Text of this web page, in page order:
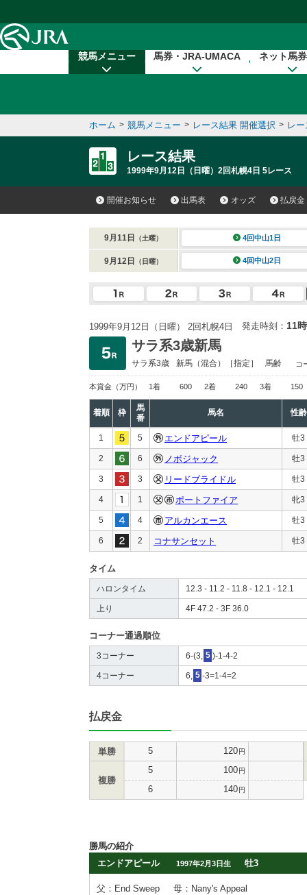
競馬メニュー 馬券・JRA-UMACA ネット馬
ホーム > 競馬メニュー > レース結果 開催選択 > レ
レース結果
1999年9月12日（日曜）2回札幌4日 5レース
開催お知らせ 出馬表 オッズ 払戻金
9月11日 （土曜） 4回中山1日
9月12日 （日曜） 4回中山2日
1999年9月12日（日曜） 2回札幌4日 発走時刻： 11
サラ系3歳新馬
サラ系3歳 新馬 （混合）［指定］ 馬齢 コ
本賞金 （万円） 1着 600 2着 240 3着 150
着順 枠
馬
番
馬名 性齢
1 5 エンドアピール 牡3
2 6 ノボジャック 牡3
3 3 リードブライドル 牡3
4 1 ポートファイア 牝3
5 4 アルカンエース 牡3
6 2 コナサンセット 牡3
タイム
ハロンタイム 12.3 - 11.2 - 11.8 - 12.1 - 12.1
上り 4F 47.2 - 3F 36.0
コーナー通過順位
3コーナー 6-(3, 5 )-1-4-2
4コーナー 6, 5 -3=1-4=2
払戻金
単勝 5 120円
複勝
5 100円
6 140円
勝馬の紹介
エンドアピール
1997年2月3日生 牡3
父：End Sweep
母：Nany's Appeal